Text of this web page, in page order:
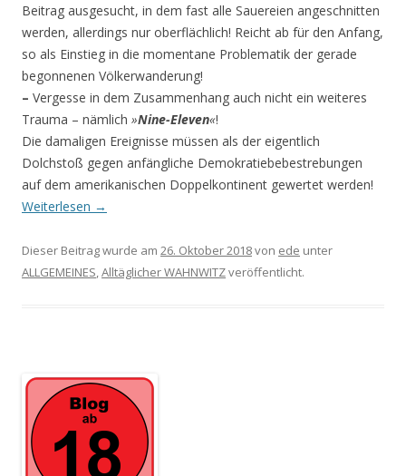
Beitrag ausgesucht, in dem fast alle Sauereien angeschnitten
werden, allerdings nur oberflächlich! Reicht ab für den Anfang,
so als Einstieg in die momentane Problematik der gerade
begonnenen Völkerwanderung!
– Vergesse in dem Zusammenhang auch nicht ein weiteres
Trauma – nämlich »Nine-Eleven«!
Die damaligen Ereignisse müssen als der eigentlich
Dolchstoß gegen anfängliche Demokratiebebestrebungen
auf dem amerikanischen Doppelkontinent gewertet werden!
Weiterlesen →
Dieser Beitrag wurde am 26. Oktober 2018von ede unter
ALLGEMEINES,Alltäglicher WAHNWITZveröffentlicht.